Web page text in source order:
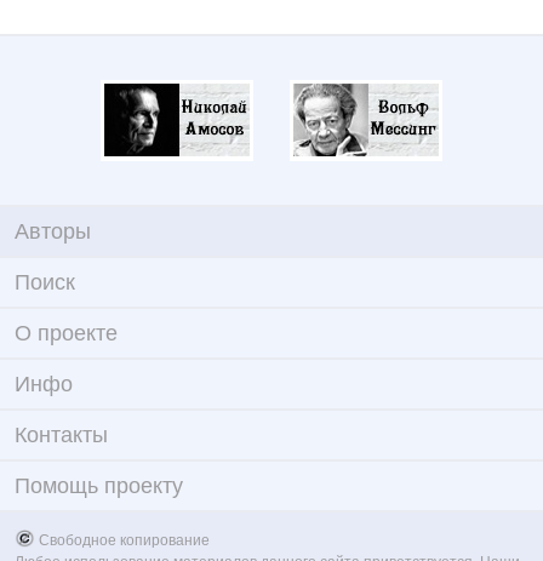
Авторы
Поиск
О проекте
Инфо
Контакты
Помощь проекту
Свободное копирование